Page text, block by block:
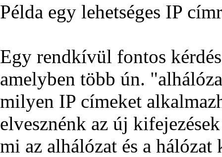
Példa egy lehetséges IP
Egy rendkívül fontos
amelyben több ún.
milyen IP címeket
elvesznénk az új
mi az alhálózat és a